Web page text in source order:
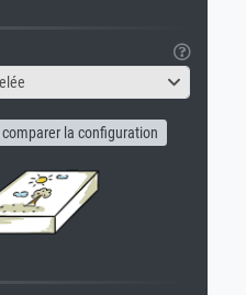
la configuration